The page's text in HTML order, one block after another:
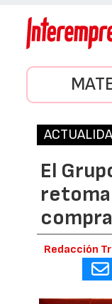
El
Redacción